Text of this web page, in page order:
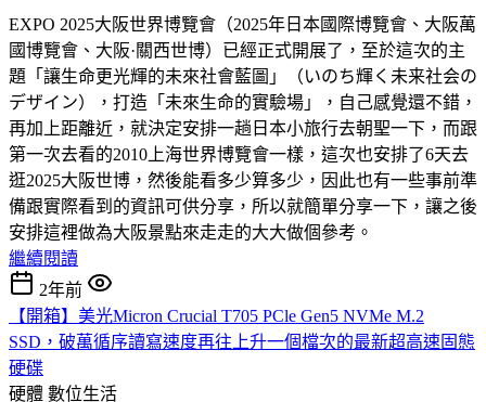
EXPO 2025大阪世界博覽會（2025年日本國際博覽會、大阪萬
國博覽會、大阪·關西世博）已經正式開展了，至於這次的主
題「讓生命更光輝的未來社會藍圖」（いのち輝く未来社会の
デザイン），打造「未來生命的實驗場」，自己感覺還不錯，
再加上距離近，就決定安排一趟日本小旅行去朝聖一下，而跟
第一次去看的2010上海世界博覽會一樣，這次也安排了6天去
逛2025大阪世博，然後能看多少算多少，因此也有一些事前準
備跟實際看到的資訊可供分享，所以就簡單分享一下，讓之後
安排這裡做為大阪景點來走走的大大做個參考。
繼續閱讀
2年前
【開箱】美光Micron Crucial T705 PCle Gen5 NVMe M.2
SSD，破萬循序讀寫速度再往上升一個檔次的最新超高速固態
硬碟
硬體 數位生活